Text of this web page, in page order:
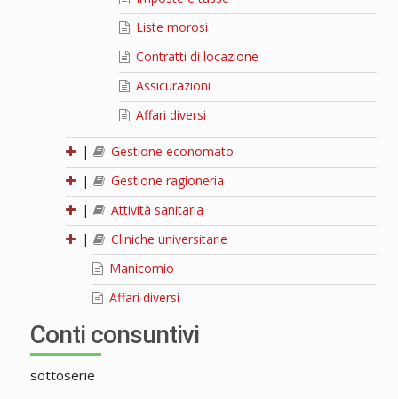
Liste morosi
Contratti di locazione
Assicurazioni
Affari diversi
|
Gestione economato
|
Gestione ragioneria
|
Attività sanitaria
|
Cliniche universitarie
Manicomio
Affari diversi
Conti consuntivi
sottoserie